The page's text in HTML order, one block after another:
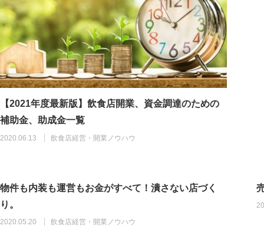
【2021年度最新版】飲食店開業、資金調達のための
補助金、助成金一覧
2020.06.13 飲食店経営・開業ノウハウ
物件も内装も運営もお金がすべて！潰さない店づく
り。
2020.05.20 飲食店経営・開業ノウハウ